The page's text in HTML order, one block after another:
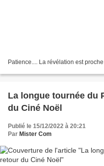
Patience.... La révélation est
La longue tournée du
du Ciné Noël
Publié le 15/12/2022 à 20:21
Par Mister Com